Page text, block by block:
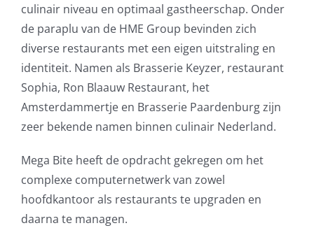
VOIP
Microsoft NCE
AVG
Office365
Glasvezelverbindingen
Microsoft software licenties
culinair niveau en optimaal gastheerschap. Onder
de paraplu van de HME Group bevinden zich
diverse restaurants met een eigen uitstraling en
identiteit. Namen als Brasserie Keyzer, restaurant
Sophia, Ron Blaauw Restaurant, het
Amsterdammertje en Brasserie Paardenburg zijn
zeer bekende namen binnen culinair Nederland.
Mega Bite heeft de opdracht gekregen om het
complexe computernetwerk van zowel
hoofdkantoor als restaurants te upgraden en
daarna te managen.